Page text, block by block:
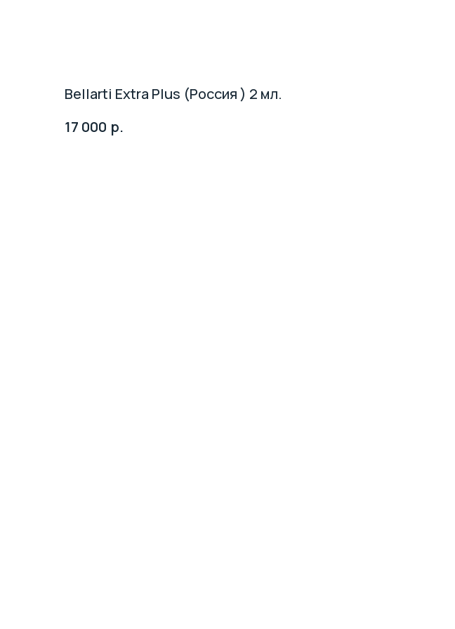
Bellarti Extra Plus (Россия ) 2 мл.
17 000 р.